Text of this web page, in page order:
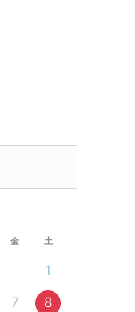
金 土
1
7
8